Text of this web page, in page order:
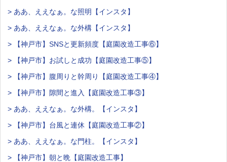
> ああ、ええなぁ。な照明【インスタ】
> ああ、ええなぁ。な外構【インスタ】
> 【神戸市】SNSと更新頻度【庭園改造工事⑥】
> 【神戸市】お試しと成功【庭園改造工事⑤】
> 【神戸市】腹周りと幹周り【庭園改造工事④】
> 【神戸市】隙間と進入【庭園改造工事③】
> ああ、ええなぁ。な外構。【インスタ】
> 【神戸市】台風と連休【庭園改造工事②】
> ああ、ええなぁ。な門柱。【インスタ】
> 【神戸市】朝と晩【庭園改造工事】